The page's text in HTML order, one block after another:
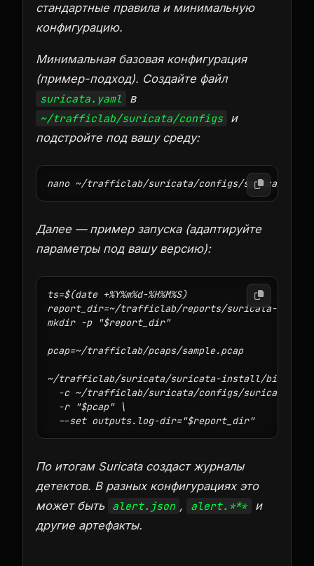
стандартные правила и минимальную
конфигурацию.
Минимальная базовая конфигурация
(пример-подход). Создайте файл
suricata.yaml в
~/trafficlab/suricata/configs
и
подстройте под вашу среду:
Далее — пример запуска (адаптируйте
параметры под вашу версию):
ts=$(date +%Y%m%d-%H%M%S)
report_dir=~/trafficlab/reports/suricata-$ts
mkdir -p "$report_dir"
pcap=~/trafficlab/pcaps/sample.pcap
~/trafficlab/suricata/suricata-install/bin/
-c ~/trafficlab/suricata/configs/
  -r "$pcap" \
По итогам Suricata создаст журналы
детектов. В разных конфигурациях это
может быть alert.json , alert.***
и
другие артефакты.